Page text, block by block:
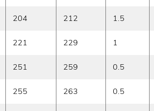
204 212 1.5
221 229 1
251 259 0.5
255 263 0.5